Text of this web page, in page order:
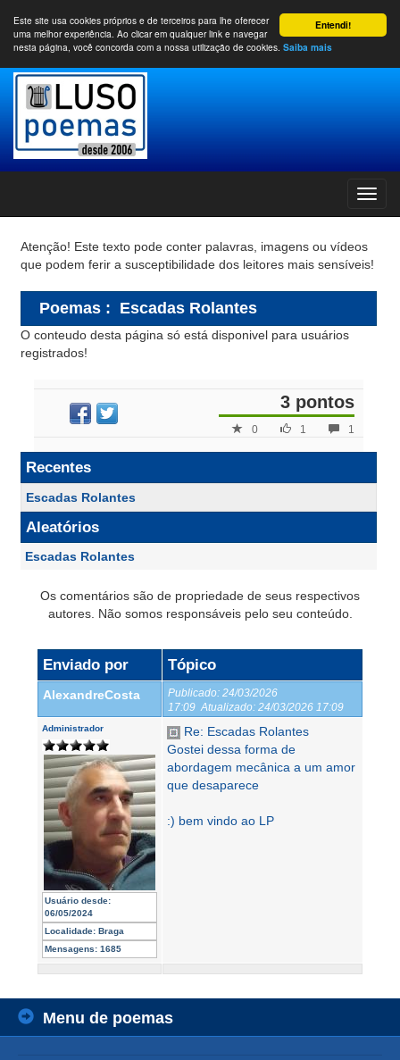
Entendi!
Este site usa cookies próprios e de terceiros para lhe oferecer
uma melhor experiência. Ao clicar em qualquer link e navegar
nesta página, você concorda com a nossa utilização de cookies. Saiba mais
Atenção! Este texto pode conter palavras, imagens ou vídeos
que podem ferir a susceptibilidade dos leitores mais sensíveis!
Poemas : Escadas Rolantes
O conteudo desta página só está disponivel para usuários
registrados!
3 pontos
1
1
0
Recentes
Escadas Rolantes
Aleatórios
Escadas Rolantes
Os comentários são de propriedade de seus respectivos
autores. Não somos responsáveis pelo seu conteúdo.
Enviado por Tópico
AlexandreCosta Publicado: 24/03/2026
17:09 Atualizado: 24/03/2026 17:09
Administrador
Usuário desde:
06/05/2024
Localidade: Braga
Mensagens: 1685
Re: Escadas Rolantes
Gostei dessa forma de
abordagem mecânica a um amor
que desaparece
:) bem vindo ao LP
Menu de poemas